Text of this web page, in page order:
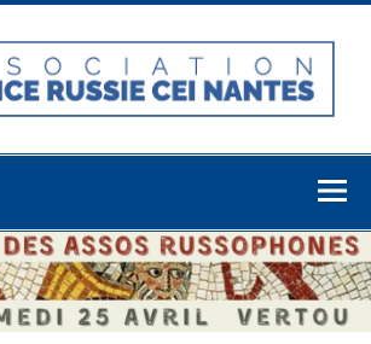
France-Russie-
CEI Nantes